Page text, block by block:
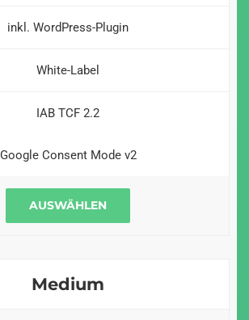
inkl. WordPress-Plugin
White-Label
IAB TCF 2.2
Google Consent Mode v2
AUSWÄHLEN
Medium